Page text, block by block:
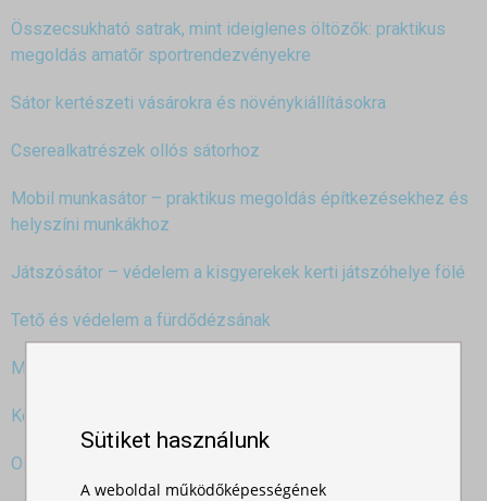
Összecsukható satrak, mint ideiglenes öltözők: praktikus
megoldás amatőr sportrendezvényekre
Sátor kertészeti vásárokra és növénykiállításokra
Cserealkatrészek ollós sátorhoz
Mobil munkasátor – praktikus megoldás építkezésekhez és
helyszíni munkákhoz
Játszósátor – védelem a kisgyerekek kerti játszóhelye fölé
Tető és védelem a fürdődézsának
Mobil kioszk
Kerti sátor szúnyoghálóval
Ollós sátor téli használatának lehetőségei
Sütiket használunk
A weboldal működőképességének